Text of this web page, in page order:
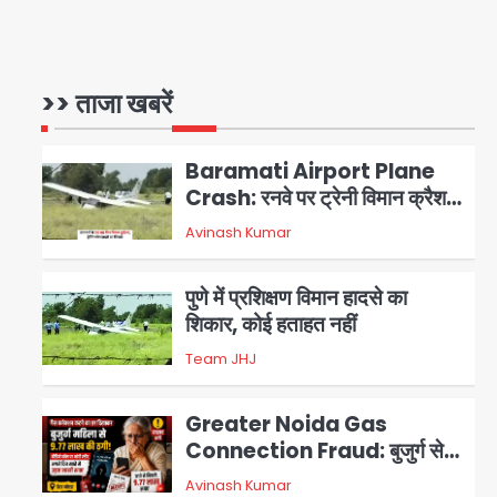
>> ताजा खबरें
1
जारी
2
Baramati Airport Plane
Crash: रनवे पर ट्रेनी विमान क्रैश,
जांच शुरू
Avinash Kumar
3
पुणे में प्रशिक्षण विमान हादसे का
शिकार, कोई हताहत नहीं
Team JHJ
Greater Noida Gas
Connection Fraud: बुजुर्ग से
वीडियो कॉल पर 9.77 लाख की साइबर
Avinash Kumar